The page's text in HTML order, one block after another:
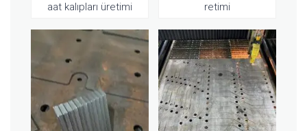
aat kalıpları üretimi
retimi